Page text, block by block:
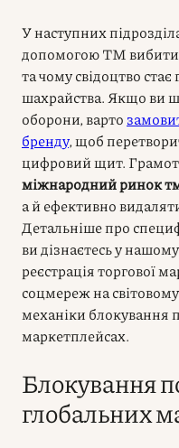
У наступних
допомогою ТМ вибити
та чому свідоцтво
шахрайства. Якщо ви
оборони, варто
бренду, щоб
цифровий щит.
міжнародний ринок
а й ефективно
Детальніше про
ви дізнаєтесь у
реєстрація торгової
соцмереж на
механіки блокування
маркетплейсах.
Блокування
глобальних